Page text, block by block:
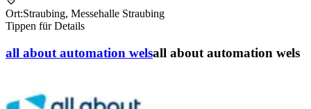
Ort:Straubing, Messehalle Straubing
Tippen für Details
all about automation welsall about automation wels